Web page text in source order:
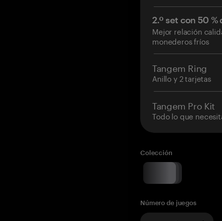
2.º set con 50
Mejor relación
monederos fríos
Tangem Ring
Anillo y 2 tarjetas
Tangem Pro Kit
Todo lo que
Colección
Número de juegos